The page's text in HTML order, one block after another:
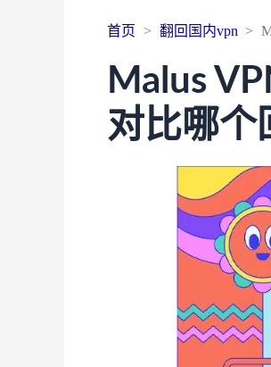
首页 翻回国内vpn
Malus
对比哪个